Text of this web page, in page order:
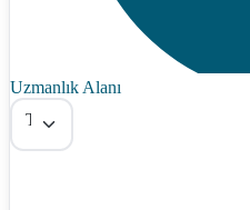
Uzmanlık Alanı
Tümü